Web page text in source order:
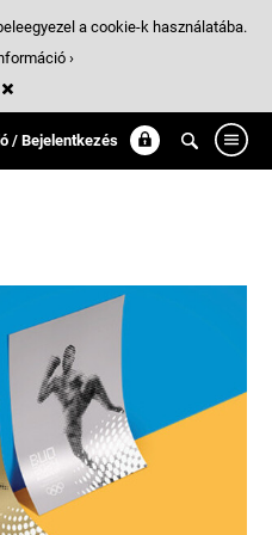
/ Bejelentkezés
a cookie-k használatába.
›